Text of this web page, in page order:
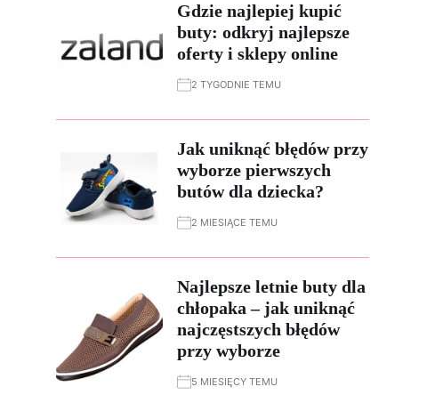
Gdzie najlepiej kupić
buty: odkryj najlepsze
oferty i sklepy online
2 TYGODNIE TEMU
Jak uniknąć błędów przy
wyborze pierwszych
butów dla dziecka?
2 MIESIĄCE TEMU
Najlepsze letnie buty dla
chłopaka – jak uniknąć
najczęstszych błędów
przy wyborze
5 MIESIĘCY TEMU